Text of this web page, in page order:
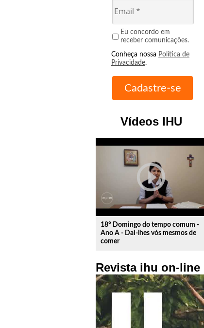
Eu concordo em
receber comunicações.
Conheça nossa Política de
Privacidade.
Vídeos IHU
play_circle_outline
18º Domingo do tempo comum -
Ano A - Dai-lhes vós mesmos de
comer
Revista ihu on-line